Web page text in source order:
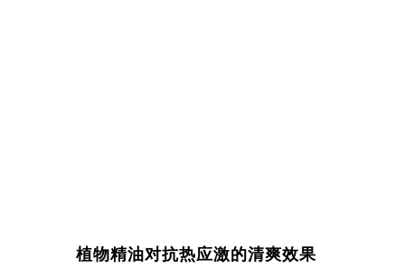
植物精油对抗热应激的清爽效果